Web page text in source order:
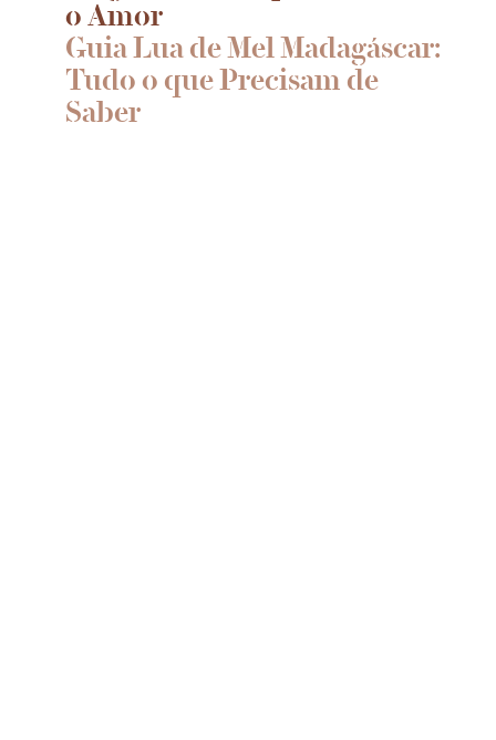
o Amor
Guia Lua de Mel Madagáscar:
Tudo o que Precisam de
Saber